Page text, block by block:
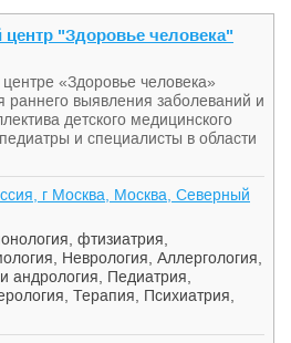
"Здоровье человека"
«Здоровье человека»
раннего выявления заболеваний и
детского медицинского
и специалисты в области
г Москва, Москва, Северный
фтизиатрия
Неврология Аллергология,
андрология Педиатрия
Терапия Психиатрия